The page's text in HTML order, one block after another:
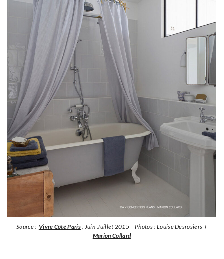
Source : Vivre Côté Paris, Juin-Juillet 2015 – Photos : Louise Desrosiers +
Marion Collard